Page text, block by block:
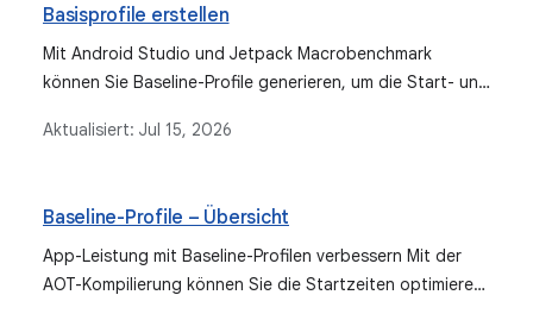
Basisprofile erstellen
Mit Android Studio und Jetpack Macrobenchmark
können Sie Baseline-Profile generieren, um die Start- und
Aktualisiert: Jul 15, 2026
Baseline-Profile – Übersicht
App-Leistung mit Baseline-Profilen verbessern Mit der
AOT-Kompilierung können Sie die Startzeiten optimieren